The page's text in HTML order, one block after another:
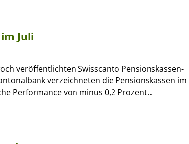
Juli
veröffentlichten Swisscanto Pensionskassen-
verzeichneten die Pensionskassen im
Performance von minus 0,2 Prozent...